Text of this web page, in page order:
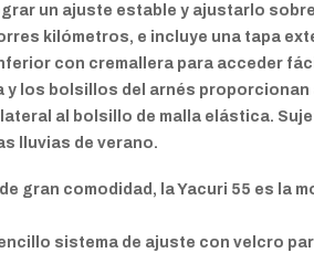
un ajuste estable y ajustarlo
kilómetros, e incluye una tapa
con cremallera para acceder
los bolsillos del arnés
al bolsillo de malla elástica.
lluvias de verano.
gran comodidad, la Yacuri 55 es la
sistema de ajuste con velcro